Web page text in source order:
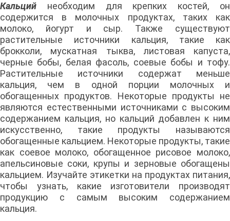
Кальций необходим для крепких костей, он
содержится в молочных продуктах, таких как
молоко, йогурт и сыр. Также существуют
растительные источники кальция, такие как
брокколи, мускатная тыква, листовая капуста,
черные бобы, белая фасоль, соевые бобы и тофу.
Растительные источники содержат меньше
кальция, чем в одной порции молочных и
обогащенных продуктов. Некоторые продукты не
являются естественными источниками с высоким
содержанием кальция, но кальций добавлен к ним
искусственно, такие продукты называются
обогащенные кальцием. Некоторые продукты, такие
как соевое молоко, обогащенное рисовое молоко,
апельсиновые соки, крупы и зерновые обогащены
кальцием. Изучайте этикетки на продуктах питания,
чтобы узнать, какие изготовители производят
продукцию с самым высоким содержанием
кальция.